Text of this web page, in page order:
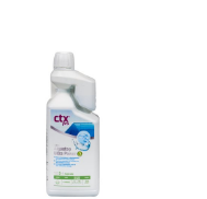
Algastop Ultra Power